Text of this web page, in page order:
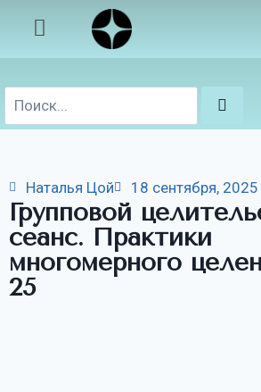
Наталья Цой 18 сентября, 2025
Групповой
сеанс. Практики
многомерного
25